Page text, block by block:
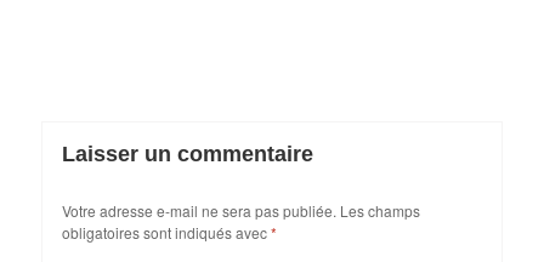
Laisser un commentaire
Votre adresse e-mail ne sera pas publiée. Les champs
obligatoires sont indiqués avec*